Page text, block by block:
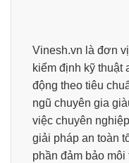
Vinesh.vn là đơn
kiểm định kỹ thuật
động theo tiêu
ngũ chuyên gia
việc chuyên
giải pháp an toàn
phần đảm bảo